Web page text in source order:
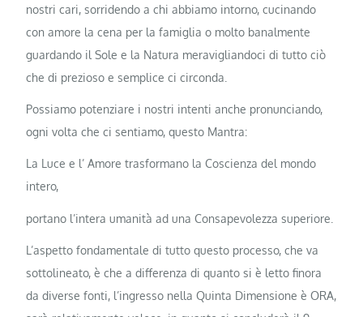
nostri cari, sorridendo a chi abbiamo intorno, cucinando
con amore la cena per la famiglia o molto banalmente
guardando il Sole e la Natura meravigliandoci di tutto ciò
che di prezioso e semplice ci circonda.
Possiamo potenziare i nostri intenti anche pronunciando,
ogni volta che ci sentiamo, questo Mantra:
La Luce e l’ Amore trasformano la Coscienza del mondo
intero,
portano l’intera umanità ad una Consapevolezza superiore.
L’aspetto fondamentale di tutto questo processo, che va
sottolineato, è che a differenza di quanto si è letto finora
da diverse fonti, l’ingresso nella Quinta Dimensione è ORA,